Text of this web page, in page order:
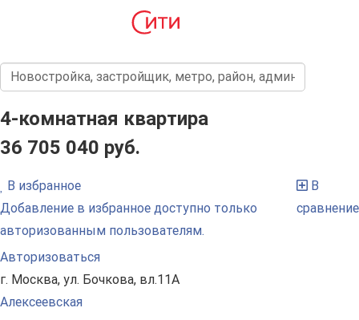
4-комнатная квартира
36 705 040 руб.
В избранное
Добавление в избранное доступно только
авторизованным пользователям.
Авторизоваться
В
сравнение
г. Москва, ул. Бочкова, вл.11А
Алексеевская